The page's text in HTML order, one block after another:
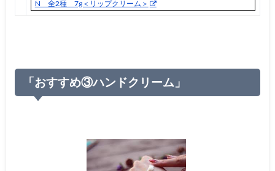
N 全2種 7g＜リップクリーム＞
「おすすめ③ハンドクリーム」